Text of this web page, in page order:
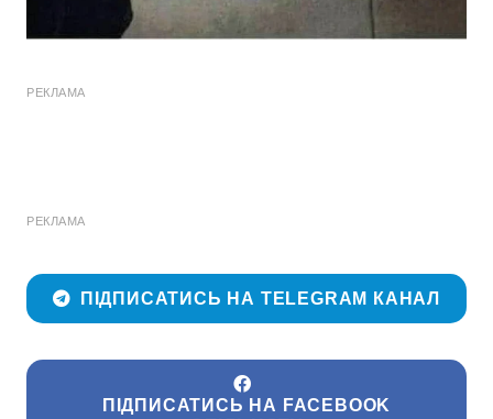
РЕКЛАМА
РЕКЛАМА
ПІДПИСАТИСЬ НА TELEGRAM КАНАЛ
ПІДПИСАТИСЬ НА FACEBOOK